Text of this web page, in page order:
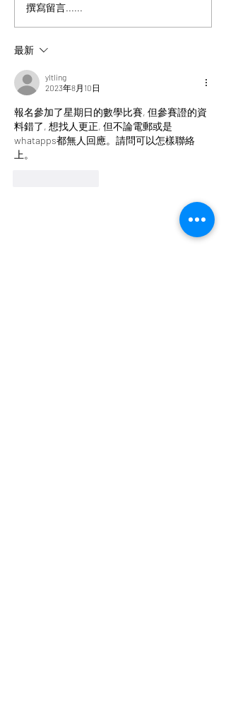
第三屆 粵港澳盃數學精英
賽2025【已完結】
撰寫留言......
最新
yltling
2023年8月10日
報名參加了星期日的數學比賽, 但參賽證的資
料錯了, 想找人更正, 但不論電郵或是
whatapps都無人回應。請問可以怎樣聯絡
上。